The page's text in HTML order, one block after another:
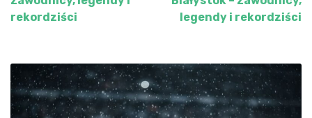
wpisu
rekordziści
legendy i rekordziści